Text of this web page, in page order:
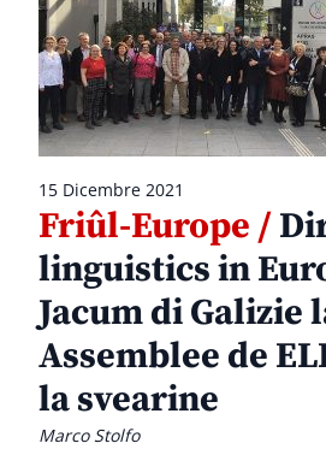
15 Dicembre 2021
Friûl-Europe /
linguistics in
Jacum di Galizie
Assemblee de
la svearine
Marco Stolfo